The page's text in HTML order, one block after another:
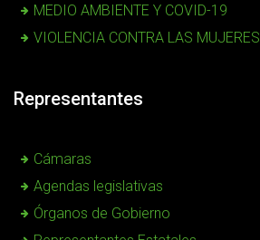
MEDIO AMBIENTE Y COVID-19
VIOLENCIA CONTRA LAS MUJERES
Representantes
Cámaras
Agendas legislativas
Órganos de Gobierno